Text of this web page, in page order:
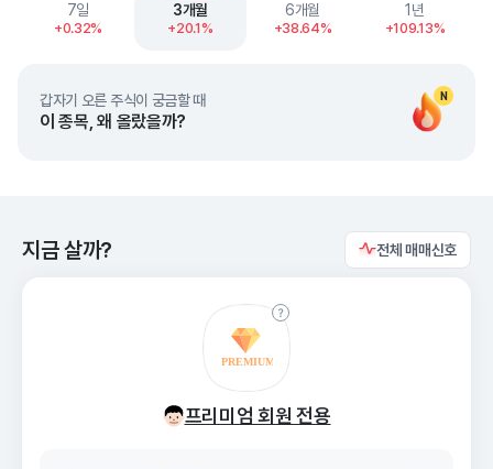
7일
+0.32%
3개월
+20.1%
6개월
+38.64%
1년
+109.13%
N
갑자기 오른 주식이 궁금할 때
이 종목, 왜 올랐을까?
지금 살까? 전체 매매신호
프리미엄 회원 전용
최근 매수 신호 상승률